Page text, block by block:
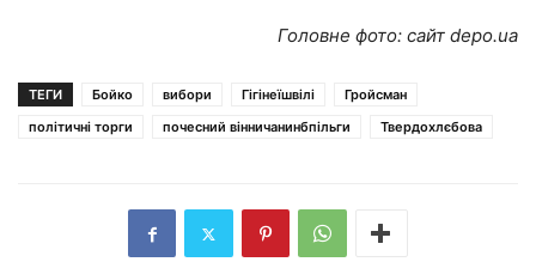
Головне фото: сайт depo.ua
ТЕГИ Бойко вибори Гігінеїшвілі
Гройсман
політичні торги
почесний вінничанинбпільги Твердохлєбова